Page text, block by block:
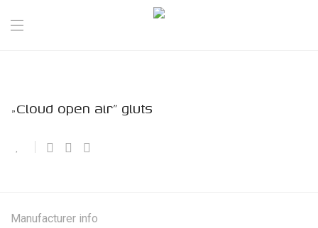
„Cloud open air” gluts
Manufacturer info